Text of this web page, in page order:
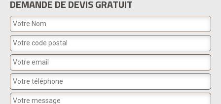
DEMANDE DE DEVIS GRATUIT